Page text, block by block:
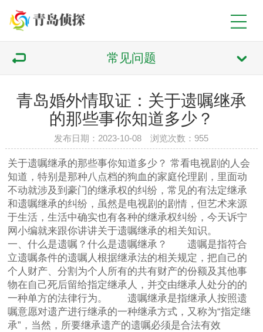
常见问题
青岛婚外情取证：关于遗嘱继承
的那些事你知道多少？
发布日期：2023-10-08 浏览次数：955
关于遗嘱继承的那些事你知道多少？ 常看电视剧的人会
知道，特别是那种八点档的狗血的家庭伦理剧，里面动
不动就涉及到豪门的继承权的纠纷，常见的有法定继承
和遗嘱继承的纠纷，虽然是电视剧的剧情，但艺术来源
于生活，生活中确实也有各种的继承权纠纷，今天诉宁
网小编就来跟你讲讲关于遗嘱继承的相关知识。
一、什么是遗嘱？什么是遗嘱继承？ 遗嘱是指符合
立遗嘱条件的遗嘱人根据继承法的相关规定，把自己的
个人财产、分割为个人所有的共有财产的份额及其他事
物在自己死后留给指定继承人，并交由继承人处分的的
一种单方的法律行为。 遗嘱继承是指继承人按照遗
嘱意愿对遗产进行继承的一种继承方式，又称为“指定继
承”，当然，所要继承遗产的遗嘱必须是合法有效